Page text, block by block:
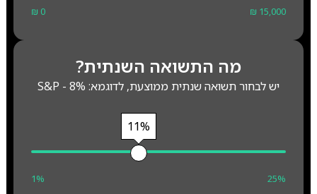
₪ 0 ₪ 15,000
מה התשואה השנתית?
יש לבחור תשואה שנתית ממוצעת, לדוגמא: S&P - 8%
11%
1% 25%